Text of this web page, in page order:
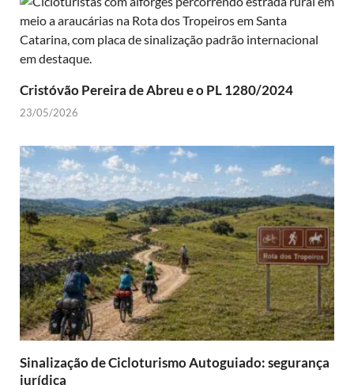
Cristóvão Pereira de Abreu e o PL 1280/2024
23/05/2026
Sinalização de Cicloturismo Autoguiado: segurança
jurídica